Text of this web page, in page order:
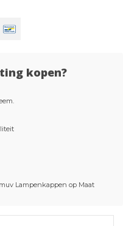
kopen?
Lampenkappen op Maat